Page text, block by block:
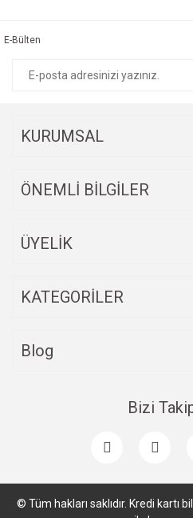
Ürün fiyatı diğer sitelerden daha
E-Bülten
KURUMSAL
ÖNEMLİ BİLGİLER
ÜYELİK
KATEGORİLER
Blog
Bizi
© Tüm hakları saklıdır. Kredi kartı